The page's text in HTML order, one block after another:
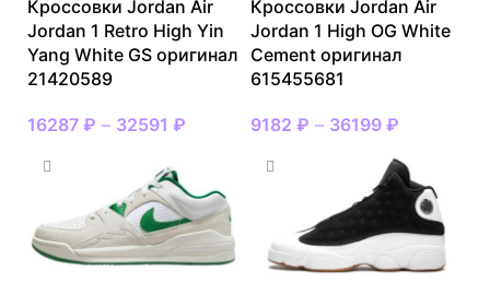
Кроссовки Jordan Air
Jordan 1 Retro High Yin
Yang White GS оригинал
21420589
16287 ₽ – 32591 ₽
Кроссовки Jordan Air
Jordan 1 High OG White
Cement оригинал
615455681
9182 ₽ – 36199 ₽